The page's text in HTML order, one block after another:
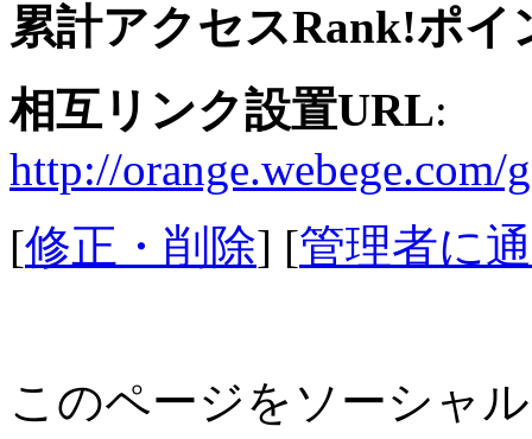
累計アクセスRank!ポイ
相互リンク設置URL:
http://orange.webege.com/
[修正・削除] [管理者に
このページをソーシャ